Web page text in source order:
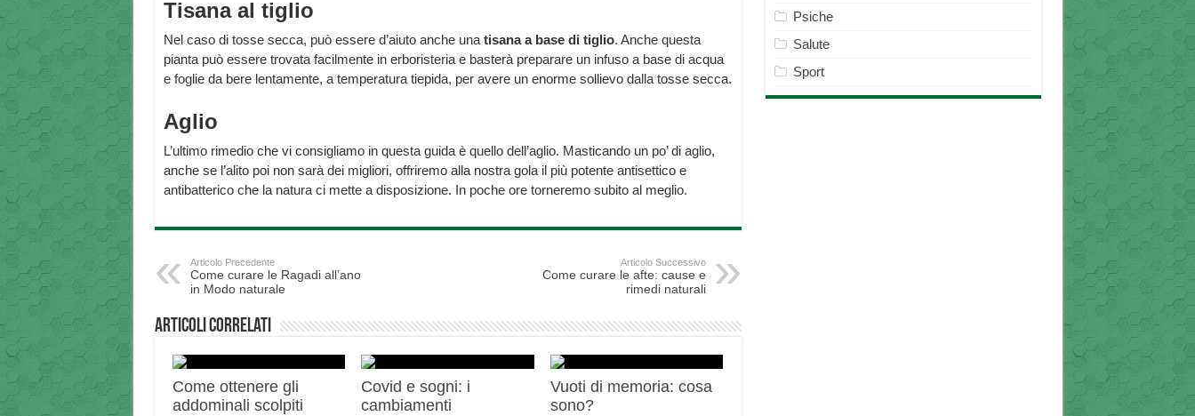
Tisana al tiglio
Nel caso di tosse secca, può essere d’aiuto anche una tisana a base di tiglio. Anche questa
pianta può essere trovata facilmente in erboristeria e basterà preparare un infuso a base di acqua
e foglie da bere lentamente, a temperatura tiepida, per avere un enorme sollievo dalla tosse secca.
Aglio
L’ultimo rimedio che vi consigliamo in questa guida è quello dell’aglio. Masticando un po’ di aglio,
anche se l’alito poi non sarà dei migliori, offriremo alla nostra gola il più potente antisettico e
antibatterico che la natura ci mette a disposizione. In poche ore torneremo subito al meglio.
Articolo Precedente
Come curare le Ragadi all’ano
in Modo naturale
Articolo Successivo
Come curare le afte: cause e
rimedi naturali
Articoli correlati
Come ottenere gli
addominali scolpiti
Covid e sogni: i
cambiamenti
Vuoti di memoria: cosa
sono?
Psiche
Salute
Sport